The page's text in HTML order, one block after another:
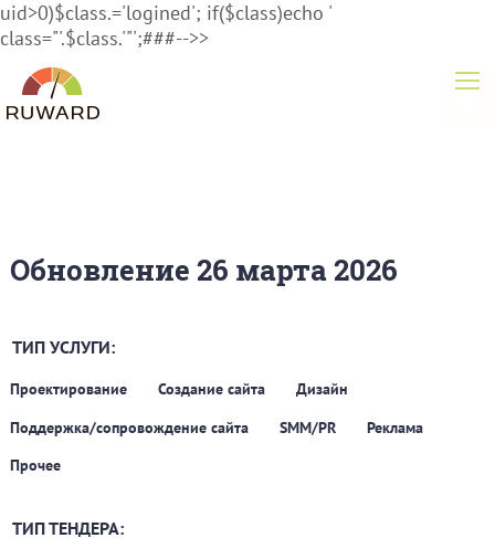
uid>0)$class.='logined'; if($class)echo '
class="'.$class.'"';###-->>
Обновление 26 марта 2026
ТИП УСЛУГИ:
Проектирование Создание сайта
Дизайн
Поддержка/сопровождение сайта
SMM/PR
Реклама
Прочее
ТИП ТЕНДЕРА: